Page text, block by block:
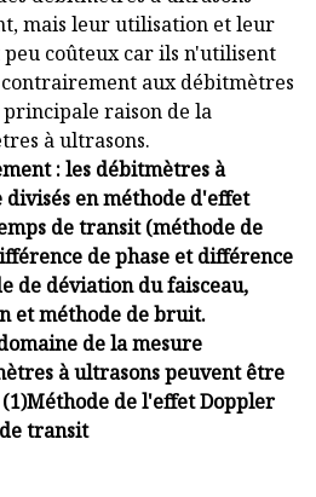
mais leur utilisation et leur
coûteux car ils n'utilisent
contrairement aux débitmètres
principale raison de la
à ultrasons.
: les débitmètres à
en méthode d'effet
de transit (méthode de
de phase et différence
de déviation du faisceau,
et méthode de bruit.
de la mesure
à ultrasons peuvent être
Méthode de l'effet Doppler
transit